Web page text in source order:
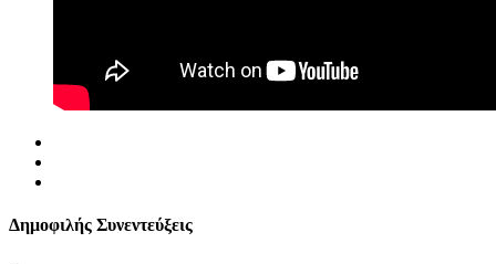
Δημοφιλής Συνεντεύξεις